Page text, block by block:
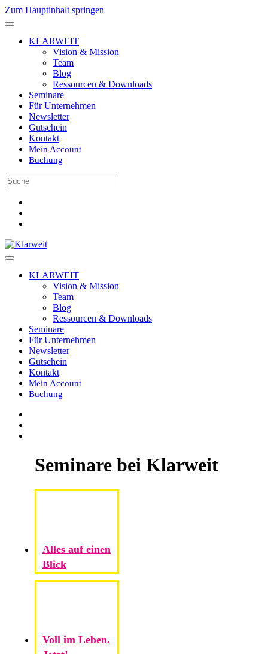
Zum Hauptinhalt springen
KLARWEIT
Vision & Mission
Team
Blog
Ressourcen & Downloads
Seminare
Für Unternehmen
Newsletter
Gutschein
Kontakt
Mein Account
Buchung
KLARWEIT
Vision & Mission
Team
Blog
Ressourcen & Downloads
Seminare
Für Unternehmen
Newsletter
Gutschein
Kontakt
Mein Account
Buchung
Seminare bei Klarweit
Alles auf einen
Blick
Voll im Leben.